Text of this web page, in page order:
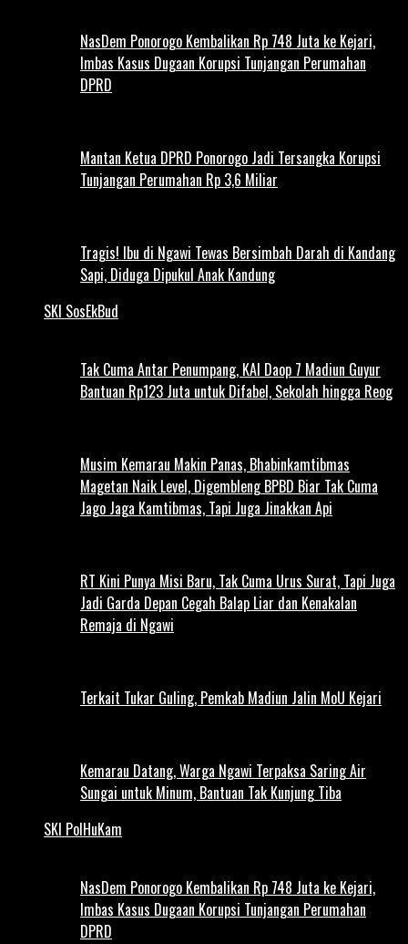
NasDem Ponorogo Kembalikan Rp 748 Juta ke Kejari,
Imbas Kasus Dugaan Korupsi Tunjangan Perumahan
DPRD
Mantan Ketua DPRD Ponorogo Jadi Tersangka Korupsi
Tunjangan Perumahan Rp 3,6 Miliar
Tragis! Ibu di Ngawi Tewas Bersimbah Darah di Kandang
Sapi, Diduga Dipukul Anak Kandung
SKI SosEkBud
Tak Cuma Antar Penumpang, KAI Daop 7 Madiun Guyur
Bantuan Rp123 Juta untuk Difabel, Sekolah hingga Reog
Musim Kemarau Makin Panas, Bhabinkamtibmas
Magetan Naik Level, Digembleng BPBD Biar Tak Cuma
Jago Jaga Kamtibmas, Tapi Juga Jinakkan Api
RT Kini Punya Misi Baru, Tak Cuma Urus Surat, Tapi Juga
Jadi Garda Depan Cegah Balap Liar dan Kenakalan
Remaja di Ngawi
Terkait Tukar Guling, Pemkab Madiun Jalin MoU Kejari
Kemarau Datang, Warga Ngawi Terpaksa Saring Air
Sungai untuk Minum, Bantuan Tak Kunjung Tiba
SKI PolHuKam
NasDem Ponorogo Kembalikan Rp 748 Juta ke Kejari,
Imbas Kasus Dugaan Korupsi Tunjangan Perumahan
DPRD